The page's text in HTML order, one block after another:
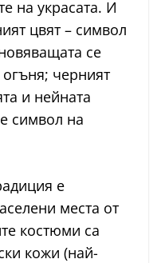
на украсата. И
цвят – символ
се
черният
и нейната
символ на
е
места от
костюми са
кожи (най-